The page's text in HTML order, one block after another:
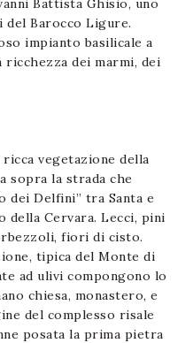
Battista Ghisio, uno
Barocco Ligure.
impianto basilicale a
dei marmi, dei
vegetazione della
sopra la strada che
dei Delfini” tra Santa e
Cervara. Lecci, pini
fiori di cisto.
tipica del Monte di
ad ulivi compongono lo
chiesa, monastero, e
del complesso risale
posata la prima pietra